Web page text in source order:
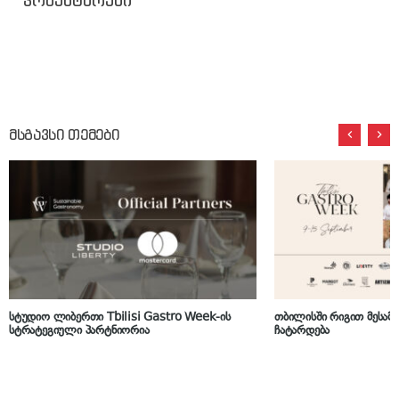
მსგავსი თემები
სტუდიო ლიბერთი Tbilisi Gastro Week-ის
სტრატეგიული პარტნიორია
თბილისში რიგით
ჩატარდება